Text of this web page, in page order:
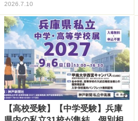
2026.7.10
【高校受験】【中学受験】兵庫